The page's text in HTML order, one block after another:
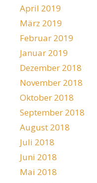
April 2019
März 2019
Februar 2019
Januar 2019
Dezember 2018
November 2018
Oktober 2018
September 2018
August 2018
Juli 2018
Juni 2018
Mai 2018